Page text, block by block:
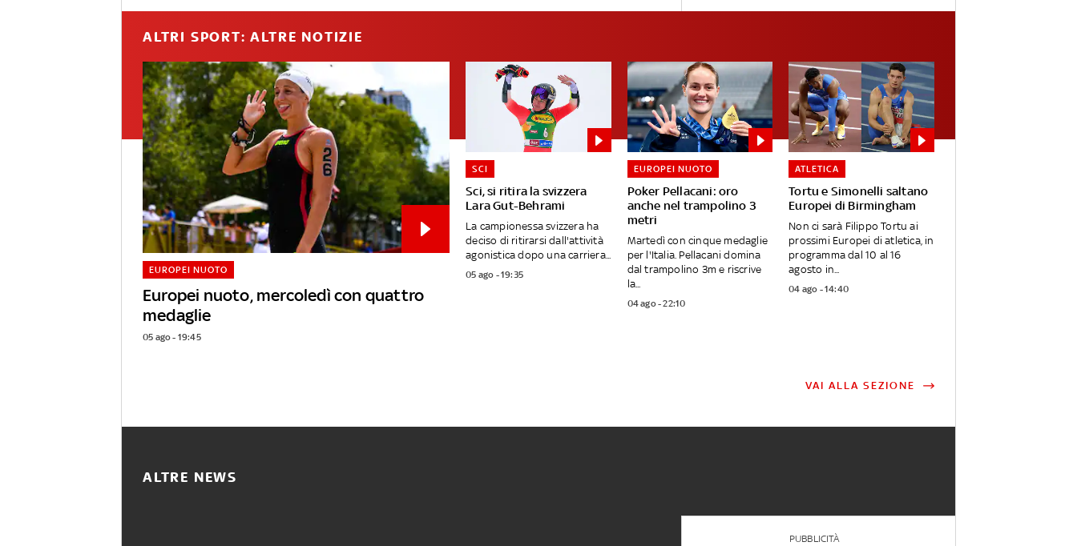
ALTRI SPORT: ALTRE NOTIZIE
Europei nuoto, mercoledì con quattro
medaglie
EUROPEI NUOTO
05 ago - 19:45
Sci, si ritira la svizzera
Lara Gut-Behrami
SCI
La campionessa svizzera ha
deciso di ritirarsi dall'attività
agonistica dopo una carriera...
05 ago - 19:35
Poker Pellacani: oro
anche nel trampolino 3
metri
EUROPEI NUOTO
Martedì con cinque medaglie
per l'Italia. Pellacani domina
dal trampolino 3m e riscrive
la...
04 ago - 22:10
Tortu e Simonelli saltano
Europei di Birmingham
ATLETICA
Non ci sarà Filippo Tortu ai
prossimi Europei di atletica, in
programma dal 10 al 16
agosto in...
04 ago - 14:40
VAI ALLA SEZIONE
ALTRE NEWS
PUBBLICITÀ